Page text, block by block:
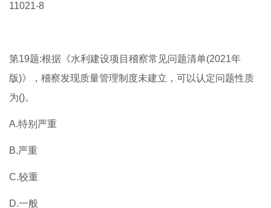
11021-8
第19题:根据《水利建设项目稽察常见问题清单(2021年
版)》，稽察发现质量管理制度未建立，可以认定问题性质
为()。
A.特别严重
B.严重
C.较重
D.一般